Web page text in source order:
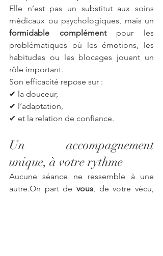
Elle n’est pas un substitut aux soins
formidable complément pour les
problématiques où les émotions, les
habitudes ou les blocages jouent un
rôle important.
Son efficacité repose sur :
✔ la douceur,
✔ l’adaptation,
✔ et la relation de confiance.
Un accompagnement
unique, à votre rythme
Aucune séance ne ressemble à une
autre.On part de vous, de votre vécu,